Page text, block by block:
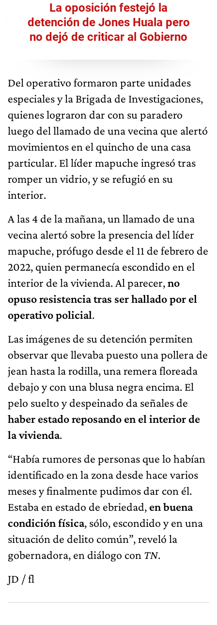
La oposición festejó la
detención de Jones Huala pero
no dejó de criticar al Gobierno
Del operativo formaron parte unidades
especiales y la Brigada de Investigaciones,
quienes lograron dar con su paradero
luego del llamado de una vecina que alertó
movimientos en el quincho de una casa
particular. El líder mapuche ingresó tras
romper un vidrio, y se refugió en su
interior.
A las 4 de la mañana, un llamado de una
vecina alertó sobre la presencia del líder
mapuche, prófugo desde el 11 de febrero de
2022, quien permanecía escondido en el
interior de la vivienda. Al parecer,no
opuso resistencia tras ser hallado por el
operativo policial.
Las imágenes de su detención permiten
observar que llevaba puesto una pollera de
jean hasta la rodilla, una remera floreada
debajo y con una blusa negra encima. El
pelo suelto y despeinado da señales de
haber estado reposando en el interior de
la vivienda.
“Había rumores de personas que lo habían
identificado en la zona desde hace varios
meses y finalmente pudimos dar con él.
Estaba en estado de ebriedad, en buena
condición física, sólo, escondido y en una
situación de delito común”, reveló la
gobernadora, en diálogo con TN.
JD / fl